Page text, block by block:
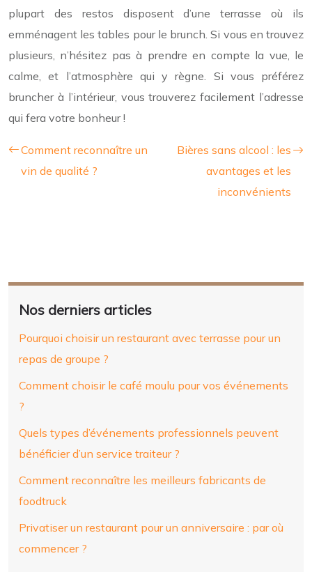
plupart des restos disposent d’une terrasse où ils
emménagent les tables pour le brunch. Si vous en trouvez
plusieurs, n’hésitez pas à prendre en compte la vue, le
calme, et l’atmosphère qui y règne. Si vous préférez
bruncher à l’intérieur, vous trouverez facilement l’adresse
qui fera votre bonheur !
Comment reconnaître un
vin de qualité ?
Bières sans alcool : les
avantages et les
inconvénients
Nos derniers articles
Pourquoi choisir un restaurant avec terrasse pour un
repas de groupe ?
Comment choisir le café moulu pour vos événements
?
Quels types d’événements professionnels peuvent
bénéficier d’un service traiteur ?
Comment reconnaître les meilleurs fabricants de
foodtruck
Privatiser un restaurant pour un anniversaire : par où
commencer ?